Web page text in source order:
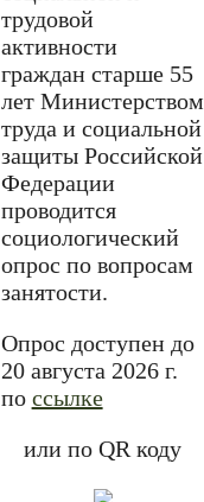
трудовой
активности
граждан старше 55
лет Министерством
труда и социальной
защиты Российской
Федерации
проводится
социологический
опрос по вопросам
занятости.
Опрос доступен до
20 августа 2026 г.
по ссылке
или по QR коду